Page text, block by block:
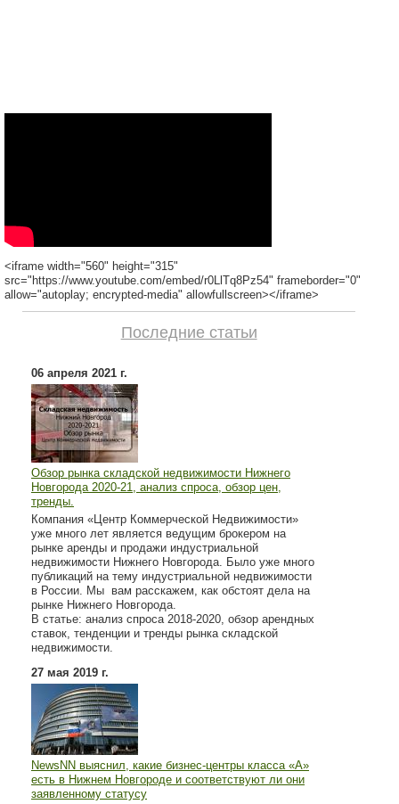
<iframe width="560" height="315"
src="https://www.youtube.com/embed/r0LlTq8Pz54" frameborder="0"
allow="autoplay; encrypted-media" allowfullscreen></iframe>
Последние статьи
06 апреля 2021 г.
Обзор рынка складской недвижимости Нижнего
Новгорода 2020-21, анализ спроса, обзор цен,
тренды.
Компания «Центр Коммерческой Недвижимости»
уже много лет является ведущим брокером на
рынке аренды и продажи индустриальной
недвижимости Нижнего Новгорода. Было уже много
публикаций на тему индустриальной недвижимости
в России. Мы вам расскажем, как обстоят дела на
рынке Нижнего Новгорода.
В статье: анализ спроса 2018-2020, обзор арендных
ставок, тенденции и тренды рынка складской
недвижимости.
27 мая 2019 г.
NewsNN выяснил, какие бизнес-центры класса «А»
есть в Нижнем Новгороде и соответствуют ли они
заявленному статусу